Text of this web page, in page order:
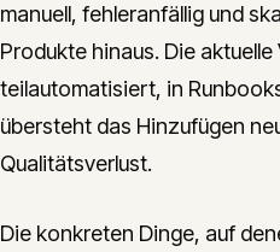
manuell, fehleranfällig und
Produkte hinaus. Die
teilautomatisiert, in
übersteht das Hinzufügen
Qualitätsverlust.
Die konkreten Dinge, auf